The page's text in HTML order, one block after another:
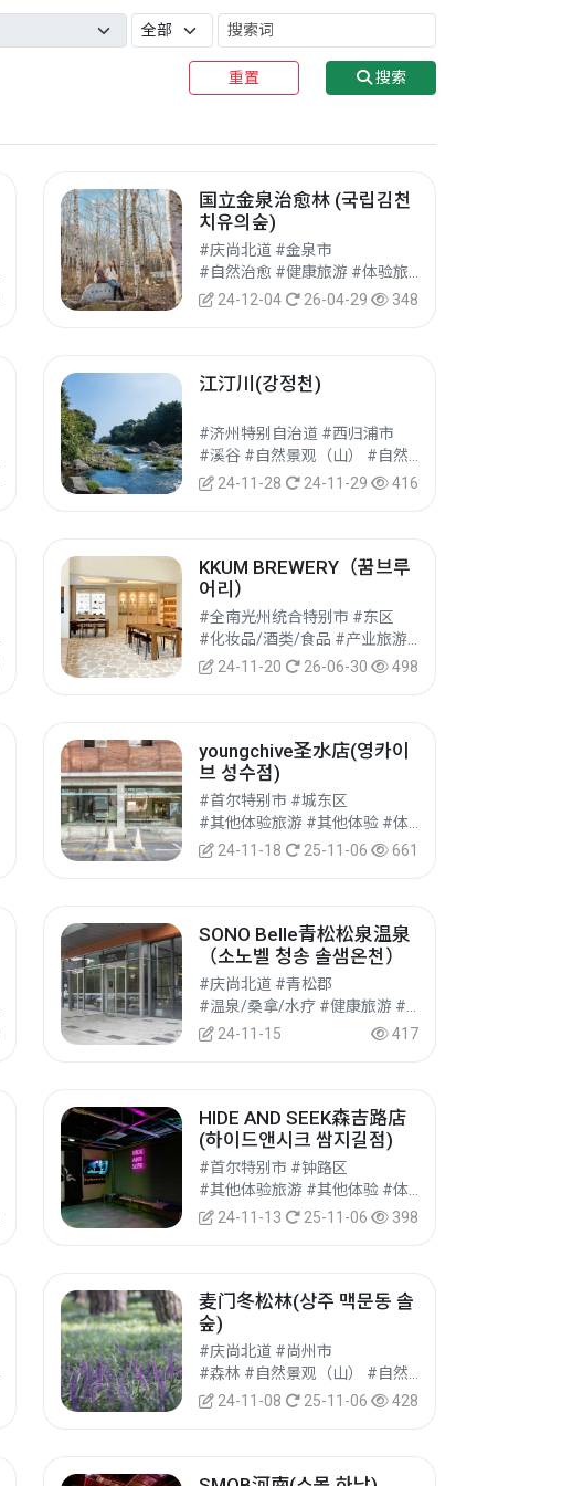
重置 搜索
国立金泉治愈林 (국립김천
치유의숲)
#庆尚北道 #金泉市
24-12-04
26-04-29 348
江汀川(강정천)
#济州特别自治道 #西归浦市
24-11-28
24-11-29 416
KKUM BREWERY（꿈브루
어리）
#全南光州统合特别市 #东区
24-11-20
26-06-30 498
youngchive圣水店(영카이
브 성수점)
#首尔特别市 #城东区
24-11-18
25-11-06 661
SONO Belle青松松泉温泉
（소노벨 청송 솔샘온천）
#庆尚北道 #青松郡
24-11-15
417
HIDE AND SEEK森吉路店
(하이드앤시크 쌈지길점)
#首尔特别市 #钟路区
24-11-13
25-11-06 398
麦门冬松林(상주 맥문동 솔
숲)
#庆尚北道 #尚州市
24-11-08
25-11-06 428